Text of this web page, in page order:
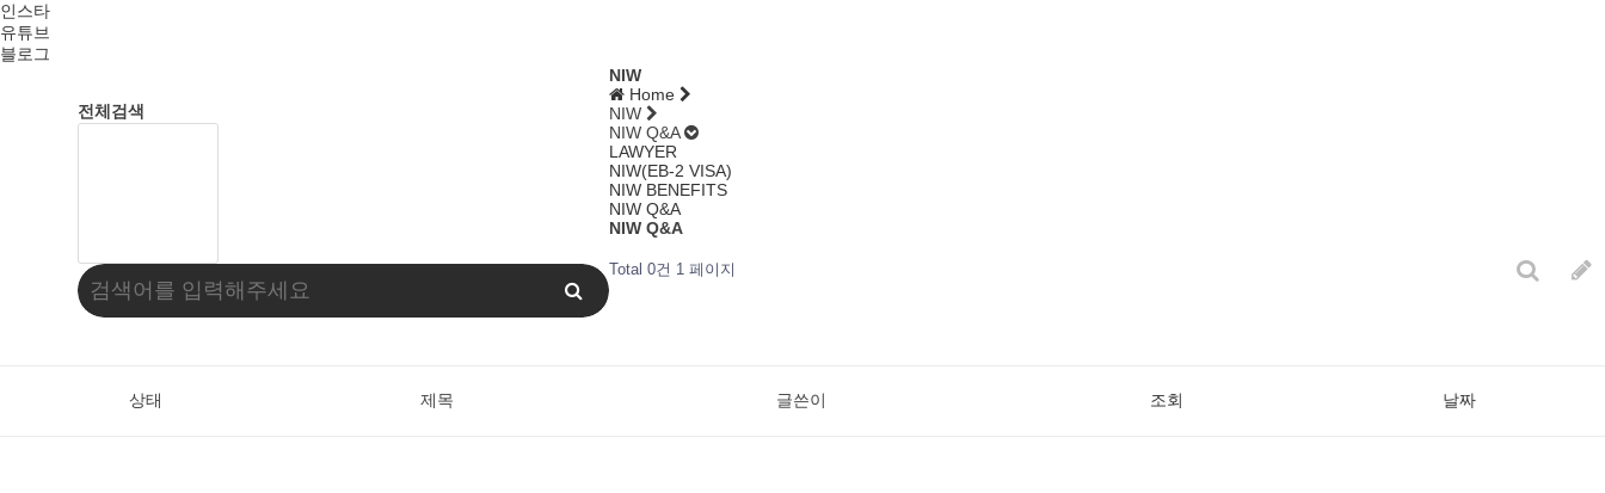
인스타
유튜브
블로그
전체검색
NIW
Home
NIW
NIW Q&A
LAWYER
NIW(EB-2 VISA)
NIW BENEFITS
NIW Q&A
NIW Q&A
Total 0건 1 페이지
상태 제목 글쓴이 조회 날짜